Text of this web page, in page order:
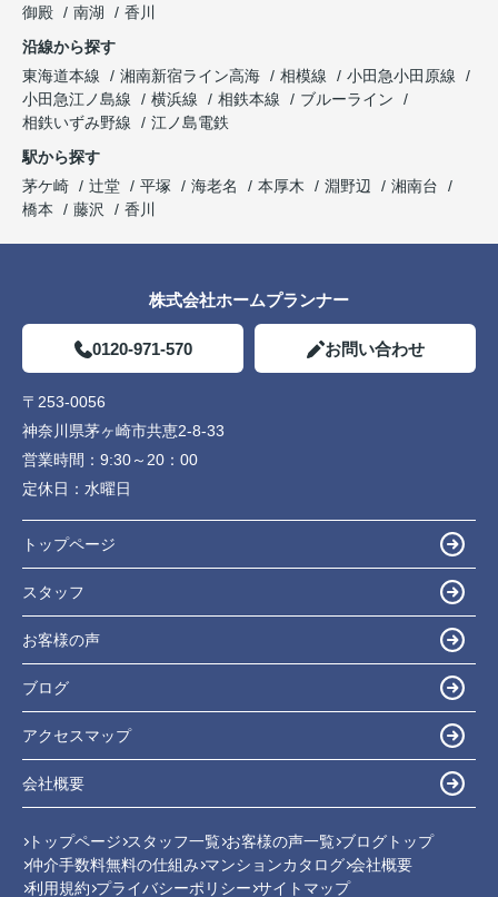
御殿
南湖
香川
沿線から探す
東海道本線
湘南新宿ライン高海 相模線
小田急小田原線
小田急江ノ島線
横浜線 相鉄本線
ブルーライン
相鉄いずみ野線
江ノ島電鉄
駅から探す
茅ケ崎
辻堂 平塚 海老名 本厚木 淵野辺
湘南台
橋本
藤沢 香川
株式会社ホームプランナー
0120-971-570 お問い合わせ
〒253-0056
神奈川県茅ヶ崎市共恵2-8-33
営業時間： 9:30～20：00
定休日： 水曜日
トップページ
スタッフ
お客様の声
ブログ
アクセスマップ
会社概要
トップページ スタッフ一覧 お客様の声一覧 ブログトップ
仲介手数料無料の仕組み マンションカタログ 会社概要
利用規約 プライバシーポリシー サイトマップ